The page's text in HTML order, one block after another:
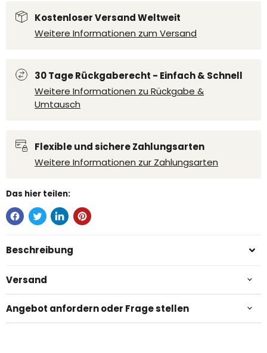
Kostenloser Versand Weltweit
Weitere Informationen zum Versand
30 Tage Rückgaberecht - Einfach & Schnell
Weitere Informationen zu Rückgabe &
Umtausch
Flexible und sichere Zahlungsarten
Weitere Informationen zur Zahlungsarten
Das hier teilen:
Beschreibung
Versand
Angebot anfordern oder Frage stellen